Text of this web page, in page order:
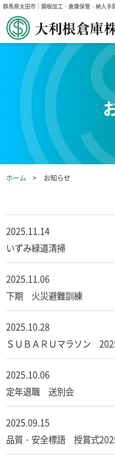
群馬県太田市｜鋼板加工・倉庫保管・納入
ホーム お知らせ
2025.11.14
いずみ緑道清掃
2025.11.06
下期 火災避難訓練
2025.10.28
ＳＵＢＡＲＵマラソン
2025.10.06
定年退職 送別会
2025.09.15
品質・安全標語 授賞式